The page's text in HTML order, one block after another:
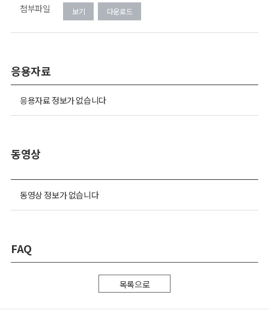
첨부파일
보기 다운로드
응용자료
응용자료 정보가 없습니다
동영상
동영상 정보가 없습니다
FAQ
목록으로